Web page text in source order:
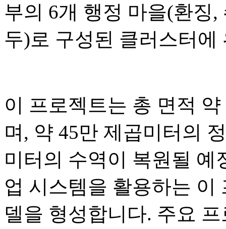
부의 6개 행정 마을(환징
두)로 구성된 클러스터에
이 프로젝트는 총 면적
며, 약 45만 제곱미터의
미터의 수역이 복원될 예
업 시스템을 활용하는 이
델을 형성합니다. 주요